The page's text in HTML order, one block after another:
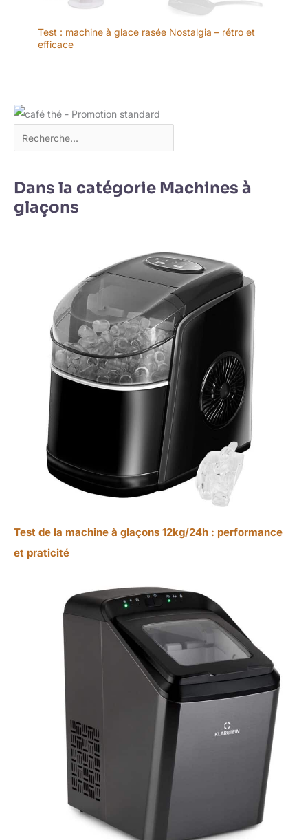
Test : machine à glace rasée Nostalgia – rétro et
efficace
Dans la catégorie Machines à
glaçons
Test de la machine à glaçons 12kg/24h : performance
et praticité